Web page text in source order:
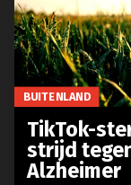
BUITENLAND
TikTok-
strijd
Alzheimer